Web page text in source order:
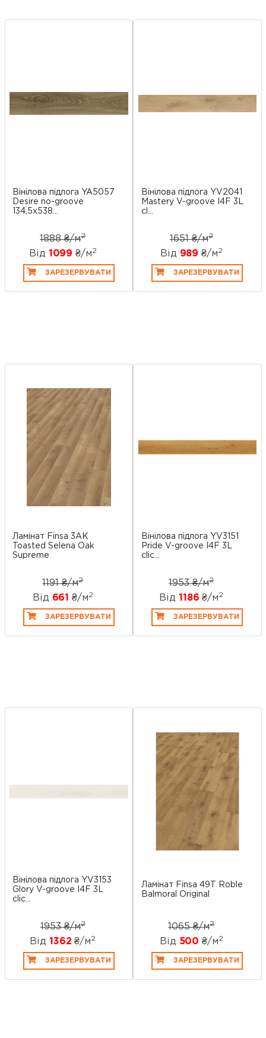
Вінілова підлога YA5057
Desire no-groove
134,5x538...
1888 ₴/м2
Від 1099 ₴/м2
ЗАРЕЗЕРВУВАТИ
Вінілова підлога YV2041
Mastery V-groove I4F 3L
cl...
1651 ₴/м2
Від 989 ₴/м2
ЗАРЕЗЕРВУВАТИ
Ламінат Finsa 3AK
Toasted Selena Oak
Supreme
1191 ₴/м2
Від 661 ₴/м2
ЗАРЕЗЕРВУВАТИ
Вінілова підлога YV3151
Pride V-groove I4F 3L
clic...
1953 ₴/м2
Від 1186₴/м2
ЗАРЕЗЕРВУВАТИ
Вінілова підлога YV3153
Glory V-groove I4F 3L
clic...
1953 ₴/м2
Від 1362₴/м2
ЗАРЕЗЕРВУВАТИ
Ламінат Finsa 49T Roble
Balmoral Original
1065 ₴/м2
Від 500 ₴/м2
ЗАРЕЗЕРВУВАТИ